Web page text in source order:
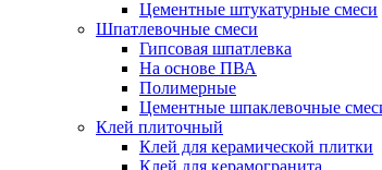
Цементные штукатурные смеси
Шпатлевочные смеси
Гипсовая шпатлевка
На основе ПВА
Полимерные
Цементные шпаклевочные
Клей плиточный
Клей для керамической плитки
Клей для керамогранита